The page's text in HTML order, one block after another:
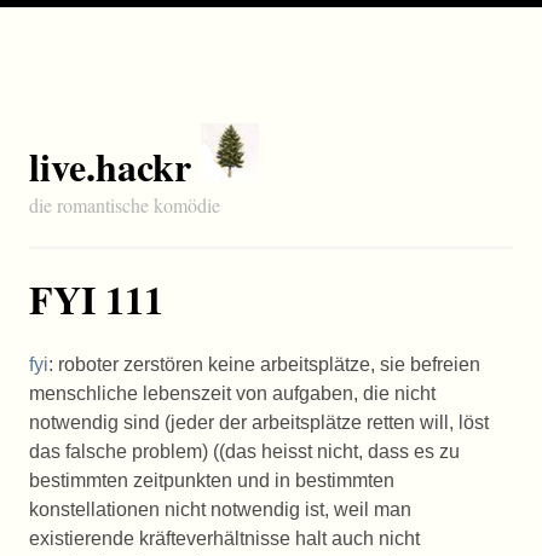
live.hackr
die romantische komödie
FYI 111
fyi: roboter zerstören keine arbeitsplätze, sie befreien
menschliche lebenszeit von aufgaben, die nicht
notwendig sind (jeder der arbeitsplätze retten will, löst
das falsche problem) ((das heisst nicht, dass es zu
bestimmten zeitpunkten und in bestimmten
konstellationen nicht notwendig ist, weil man
existierende kräfteverhältnisse halt auch nicht